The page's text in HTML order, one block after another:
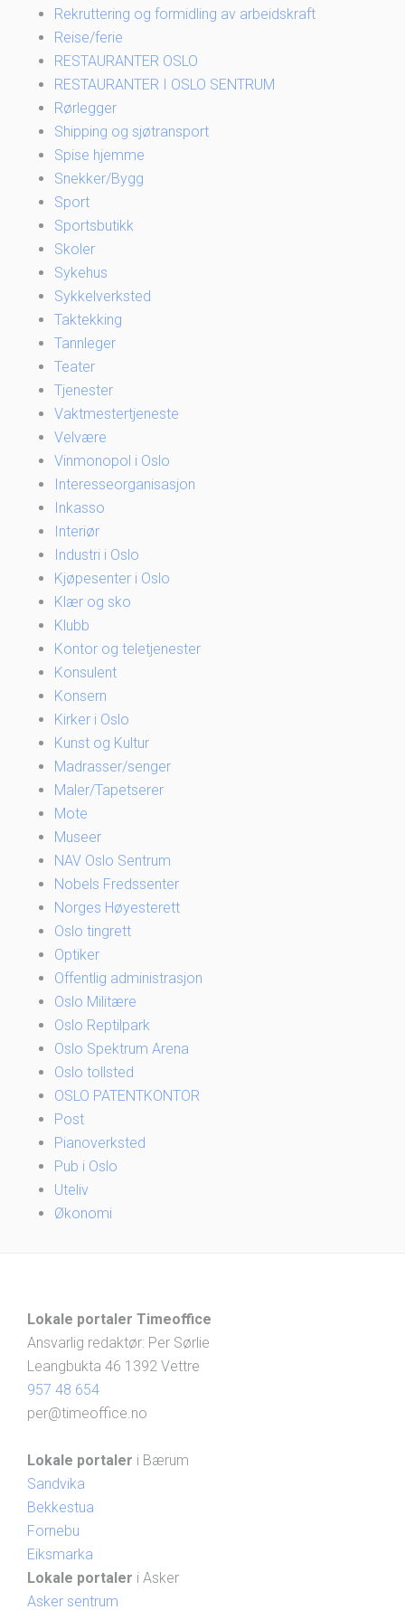
Rekruttering og formidling av arbeidskraft
Reise/ferie
RESTAURANTER OSLO
RESTAURANTER I OSLO SENTRUM
Rørlegger
Shipping og sjøtransport
Spise hjemme
Snekker/Bygg
Sport
Sportsbutikk
Skoler
Sykehus
Sykkelverksted
Taktekking
Tannleger
Teater
Tjenester
Vaktmestertjeneste
Velvære
Vinmonopol i Oslo
Interesseorganisasjon
Inkasso
Interiør
Industri i Oslo
Kjøpesenter i Oslo
Klær og sko
Klubb
Kontor og teletjenester
Konsulent
Konsern
Kirker i Oslo
Kunst og Kultur
Madrasser/senger
Maler/Tapetserer
Mote
Museer
NAV Oslo Sentrum
Nobels Fredssenter
Norges Høyesterett
Oslo tingrett
Optiker
Offentlig administrasjon
Oslo Militære
Oslo Reptilpark
Oslo Spektrum Arena
Oslo tollsted
OSLO PATENTKONTOR
Post
Pianoverksted
Pub i Oslo
Uteliv
Økonomi
Lokale portaler Timeoffice
Ansvarlig redaktør: Per Sørlie
Leangbukta 46 1392 Vettre
957 48 654
per@timeoffice.no
Lokale portaler i Bærum
Sandvika
Bekkestua
Fornebu
Eiksmarka
Lokale portaler i Asker
Asker sentrum